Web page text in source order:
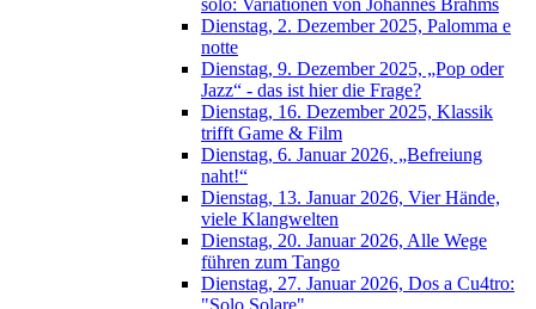
Dienstag, 2. Dezember 2025, Palomma e
notte
Dienstag, 9. Dezember 2025, „Pop oder
Jazz“ - das ist hier die Frage?
Dienstag, 16. Dezember 2025, Klassik
trifft Game & Film
Dienstag, 6. Januar 2026, „Befreiung
naht!“
Dienstag, 13. Januar 2026, Vier Hände,
viele Klangwelten
Dienstag, 20. Januar 2026, Alle Wege
führen zum Tango
Dienstag, 27. Januar 2026, Dos a Cu4tro:
"Solo Solare"